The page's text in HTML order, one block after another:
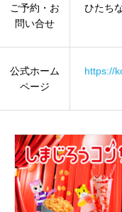
ご予約・お
問い合せ
ひたち
公式ホーム
ページ
https://